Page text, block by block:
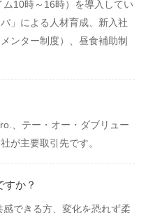
10時～16時）を導入してい
」による人材育成、新入社
ンター制度）、昼食補助制
、テー・オー・ダブリュー
が主要取引先です。
すか？
できる方、変化を恐れず柔